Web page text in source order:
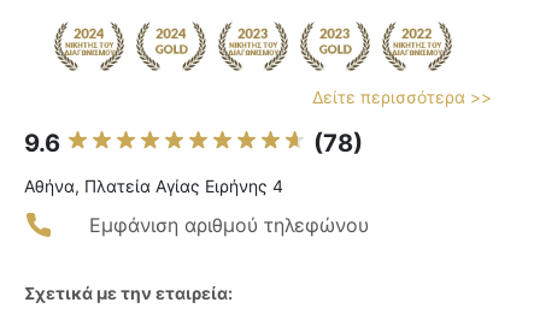
Δείτε περισσότερα >>
9.6 (78)
Αθήνα, Πλατεία Αγίας Ειρήνης 4
Εμφάνιση αριθμού τηλεφώνου
Σχετικά με την εταιρεία: